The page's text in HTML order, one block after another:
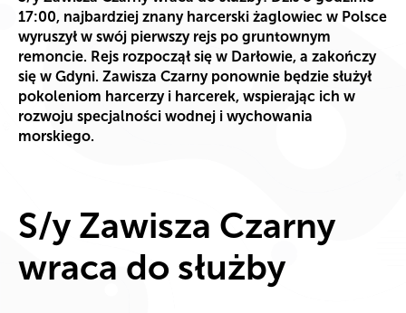
17:00, najbardziej znany harcerski żaglowiec w Polsce
wyruszył w swój pierwszy rejs po gruntownym
remoncie. Rejs rozpoczął się w Darłowie, a zakończy
się w Gdyni. Zawisza Czarny ponownie będzie służył
pokoleniom harcerzy i harcerek, wspierając ich w
rozwoju specjalności wodnej i wychowania
morskiego.
S/y Zawisza Czarny
wraca do służby